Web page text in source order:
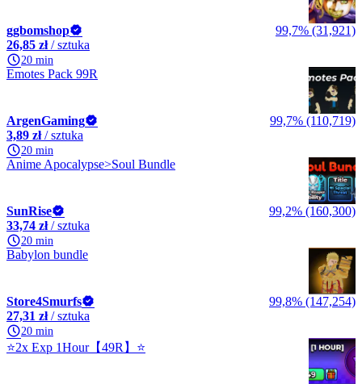
ggbomshop
99,7% (31,921)
26,85 zł/ sztuka
20 min
Emotes Pack 99R
ArgenGaming
99,7% (110,719)
3,89 zł/ sztuka
20 min
Anime Apocalypse>Soul Bundle
SunRise
99,2% (160,300)
33,74 zł/ sztuka
20 min
Babylon bundle
Store4Smurfs
99,8% (147,254)
27,31 zł/ sztuka
20 min
⭐2x Exp 1Hour【49R】⭐